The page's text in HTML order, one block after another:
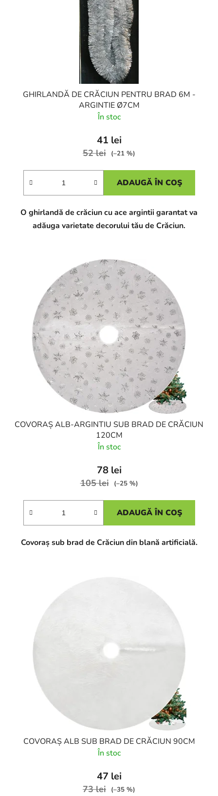
GHIRLANDĂ DE CRĂCIUN PENTRU BRAD 6M -
ARGINTIE Ø7CM
În stoc
41 lei
52 lei (–21 %)
ADAUGĂ ÎN COŞ
O ghirlandă de crăciun cu ace argintii garantat va
adăuga varietate decorului tău de Crăciun.
COVORAȘ ALB-ARGINTIU SUB BRAD DE CRĂCIUN
120CM
În stoc
78 lei
105 lei (–25 %)
ADAUGĂ ÎN COŞ
Covoraș sub brad de Crăciun din blană artificială.
COVORAȘ ALB SUB BRAD DE CRĂCIUN 90CM
În stoc
47 lei
73 lei (–35 %)